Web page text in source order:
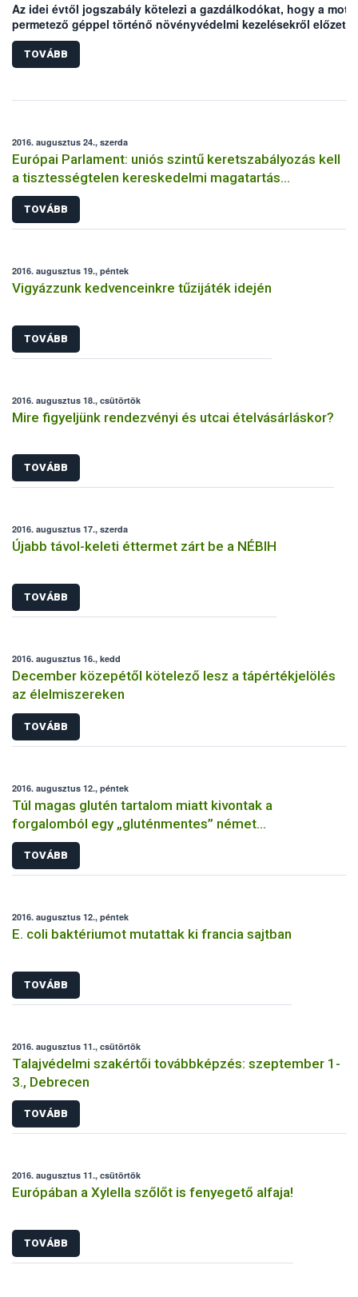
Az idei évtől jogszabály kötelezi a gazdálkodókat, hogy a
permetező géppel történő növényvédelmi kezelésekről
tájékoztatniuk kell a szomszédos ingatlanon tartózkodókat. Az
előírás a motoros háti permetezőt használó kiskert
is érinti. A tájékoztatás módjáról a gazdálkodó dönt,
TOVÁBB
2016. augusztus 24., szerda
Európai Parlament: uniós szintű keretszabályozás kell
a tisztességtelen kereskedelmi magatartás
visszaszorításához
TOVÁBB
2016. augusztus 19., péntek
Vigyázzunk kedvenceinkre tűzijáték idején
TOVÁBB
2016. augusztus 18., csütörtök
Mire figyeljünk rendezvényi és utcai ételvásárláskor?
TOVÁBB
2016. augusztus 17., szerda
Újabb távol-keleti éttermet zárt be a NÉBIH
TOVÁBB
2016. augusztus 16., kedd
December közepétől kötelező lesz a tápértékjelölés
az élelmiszereken
TOVÁBB
2016. augusztus 12., péntek
Túl magas glutén tartalom miatt kivontak a
forgalomból egy „gluténmentes” német
gabonamorzsát
TOVÁBB
2016. augusztus 12., péntek
E. coli baktériumot mutattak ki francia sajtban
TOVÁBB
2016. augusztus 11., csütörtök
Talajvédelmi szakértői továbbképzés: szeptember 1-
3., Debrecen
TOVÁBB
2016. augusztus 11., csütörtök
Európában a Xylella szőlőt is fenyegető alfaja!
TOVÁBB